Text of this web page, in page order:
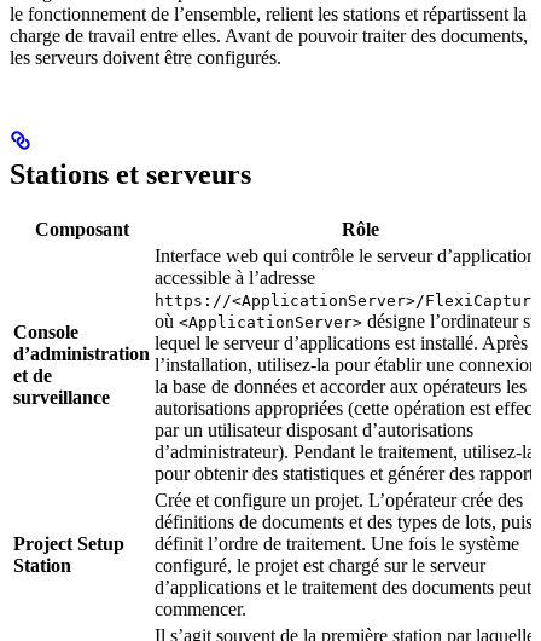
le fonctionnement de l’ensemble, relient les stations et répartissent la
charge de travail entre elles. Avant de pouvoir traiter des documents,
les serveurs doivent être configurés.
Stations et serveurs
Composant Rôle
Console
d’administration
et de
surveillance
Interface web qui contrôle le serveur
accessible à l’adresse
https://<ApplicationServer>/
où <ApplicationServer> désigne l’ordinateur
lequel le serveur d’applications est installé. Après
l’installation, utilisez-la pour établir une connexion
la base de données et accorder aux opérateurs les
autorisations appropriées (cette opération est
par un utilisateur disposant d’autorisations
d’administrateur). Pendant le traitement, utilisez-la
pour obtenir des statistiques et générer des
Project Setup
Station
Crée et configure un projet. L’opérateur crée des
définitions de documents et des types de lots, puis
définit l’ordre de traitement. Une fois le système
configuré, le projet est chargé sur le serveur
d’applications et le traitement des documents peut
commencer.
Il s’agit souvent de la première station par laquelle